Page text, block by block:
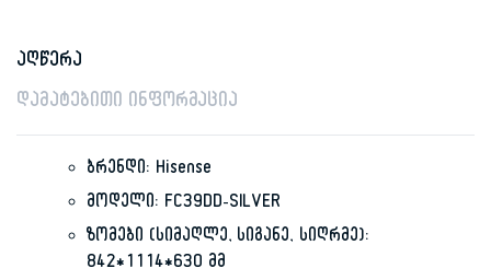
აღწერა
დამატებითი ინფორმაცია
ბრენდი: Hisense
მოდელი: FC39DD-SILVER
ზომები (სიმაღლე, სიგანე, სიღრმე):
842*1114*630 მმ